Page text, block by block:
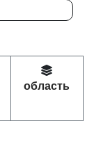
область